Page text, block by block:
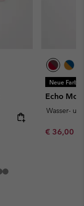
Neue
Echo
Wasser-
Minimum
€ 36,00